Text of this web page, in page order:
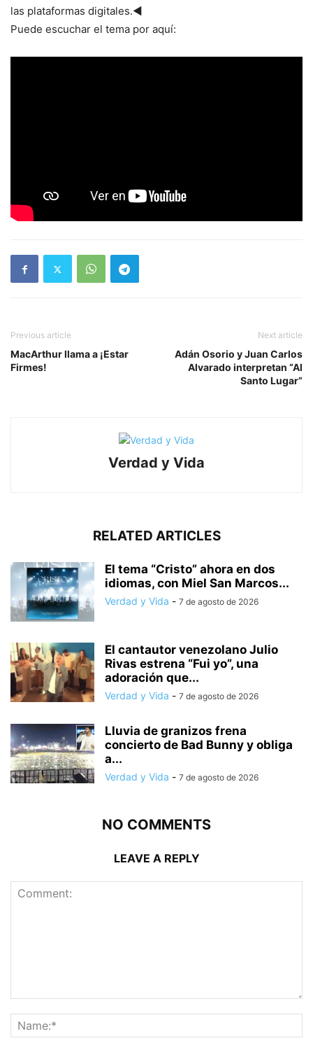
las plataformas digitales.◄
Puede escuchar el tema por aquí:
Previous article
MacArthur llama a ¡Estar
Firmes!
Next article
Adán Osorio y Juan Carlos
Alvarado interpretan “Al
Santo Lugar”
Verdad y Vida
RELATED ARTICLES
El tema “Cristo” ahora en dos
idiomas, con Miel San Marcos...
Verdad y Vida - 7 de agosto de 2026
El cantautor venezolano Julio
Rivas estrena “Fui yo”, una
adoración que...
Verdad y Vida - 7 de agosto de 2026
Lluvia de granizos frena
concierto de Bad Bunny y obliga
a...
Verdad y Vida - 7 de agosto de 2026
NO COMMENTS
LEAVE A REPLY